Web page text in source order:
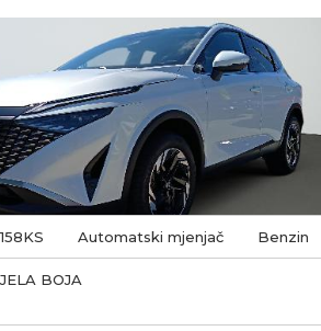
158KS Automatski mjenjač Benzin
BOJA